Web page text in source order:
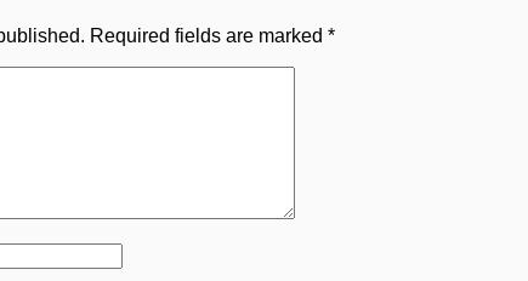
Required fields are marked *